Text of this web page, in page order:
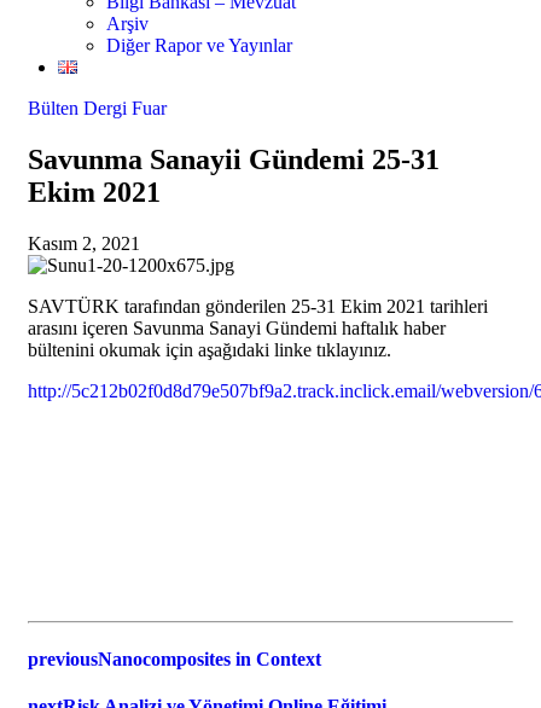
Arşiv
Diğer Rapor ve Yayınlar
Bülten Dergi Fuar
Savunma Sanayii Gündemi 25-31
Ekim 2021
Kasım 2, 2021
SAVTÜRK tarafından gönderilen 25-31 Ekim 2021 tarihleri
arasını içeren Savunma Sanayi Gündemi haftalık haber
bültenini okumak için aşağıdaki linke tıklayınız.
http://5c212b02f0d8d79e507bf9a2.track.inclick.email/
previousNanocomposites in Context